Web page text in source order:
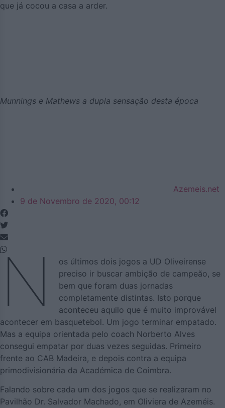
que já cocou a casa a arder.
Munnings e Mathews a dupla sensação desta época
Azemeis.net
9 de Novembro de 2020, 00:12
N
os últimos dois jogos a UD Oliveirense
preciso ir buscar ambição de campeão, se
bem que foram duas jornadas
completamente distintas. Isto porque
aconteceu aquilo que é muito improvável
acontecer em basquetebol. Um jogo terminar empatado.
Mas a equipa orientada pelo coach Norberto Alves
consegui empatar por duas vezes seguidas. Primeiro
frente ao CAB Madeira, e depois contra a equipa
primodivisionária da Académica de Coimbra.
Falando sobre cada um dos jogos que se realizaram no
Pavilhão Dr. Salvador Machado, em Oliviera de Azeméis.